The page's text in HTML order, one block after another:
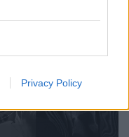
Privacy Policy